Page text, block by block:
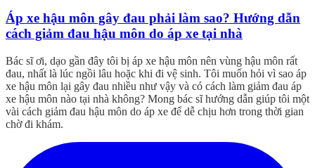
Áp xe hậu môn gây đau phải làm sao? Hướng dẫn
cách giảm đau hậu môn do áp xe tại nhà
Bác sĩ ơi, dạo gần đây tôi bị áp xe hậu môn nên vùng hậu môn rất
đau, nhất là lúc ngồi lâu hoặc khi đi vệ sinh. Tôi muốn hỏi vì sao áp
xe hậu môn lại gây đau nhiều như vậy và có cách làm giảm đau áp
xe hậu môn nào tại nhà không? Mong bác sĩ hướng dẫn giúp tôi một
vài cách giảm đau hậu môn do áp xe để dễ chịu hơn trong thời gian
chờ đi khám.